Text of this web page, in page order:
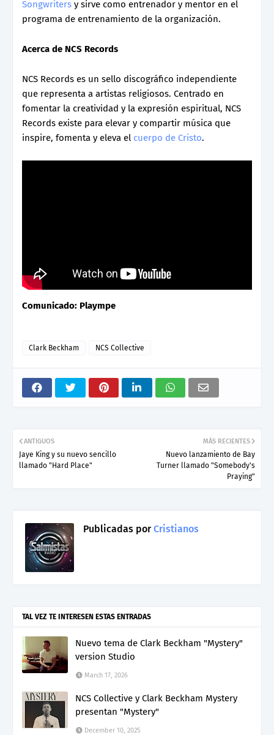
Songwriters y sirve como entrenador y mentor en el
programa de entrenamiento de la organización.
Acerca de NCS Records
NCS Records es un sello discográfico independiente
que representa a artistas religiosos. Centrado en
fomentar la creatividad y la expresión espiritual, NCS
Records existe para elevar y compartir música que
inspire, fomenta y eleva el cuerpo de Cristo.
Comunicado: Plaympe
Clark Beckham NCS Collective
MÁS RECIENTES
Nuevo lanzamiento de Bay
Turner llamado "Somebody's
Praying"
ANTIGUOS
Jaye King y su nuevo sencillo
llamado "Hard Place"
Publicadas porCristianos
TAL VEZ TE INTERESEN ESTAS ENTRADAS
Nuevo tema de Clark Beckham "Mystery"
version Studio
March 17, 2026
NCS Collective y Clark Beckham Mystery
presentan "Mystery"
December 10, 2025